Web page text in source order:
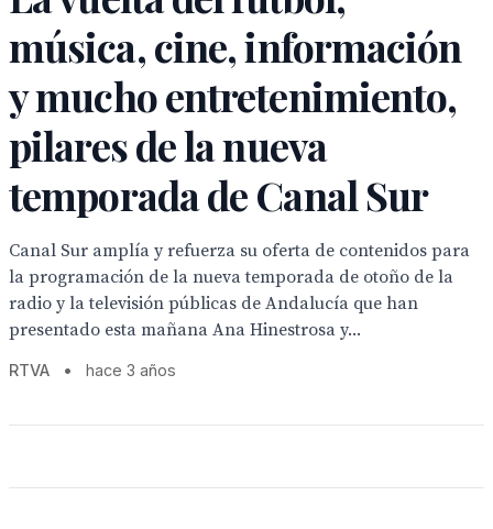
música, cine, información
y mucho entretenimiento,
pilares de la nueva
temporada de Canal Sur
Canal Sur amplía y refuerza su oferta de contenidos para
la programación de la nueva temporada de otoño de la
radio y la televisión públicas de Andalucía que han
presentado esta mañana Ana Hinestrosa y...
RTVA • hace 3 años